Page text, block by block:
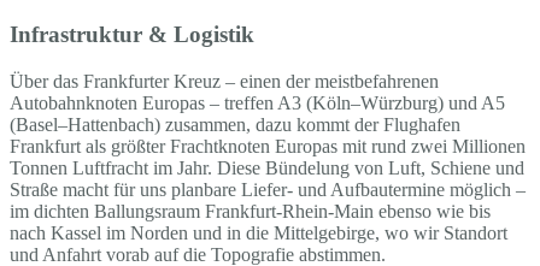
Infrastruktur & Logistik
Über das Frankfurter Kreuz – einen der meistbefahrenen
Autobahnknoten Europas – treffen A3 (Köln–Würzburg) und A5
(Basel–Hattenbach) zusammen, dazu kommt der Flughafen
Frankfurt als größter Frachtknoten Europas mit rund zwei Millionen
Tonnen Luftfracht im Jahr. Diese Bündelung von Luft, Schiene und
Straße macht für uns planbare Liefer- und Aufbautermine möglich –
im dichten Ballungsraum Frankfurt-Rhein-Main ebenso wie bis
nach Kassel im Norden und in die Mittelgebirge, wo wir Standort
und Anfahrt vorab auf die Topografie abstimmen.